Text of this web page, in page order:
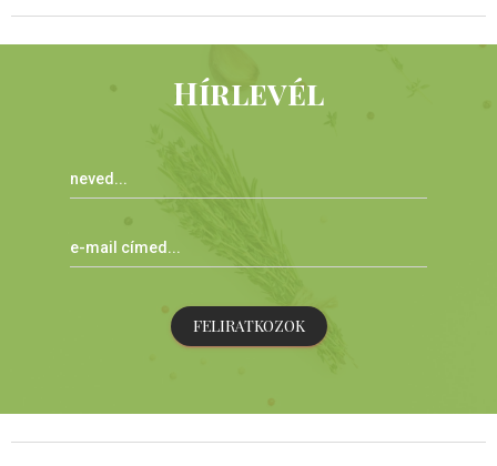
Hírlevél
FELIRATKOZOK